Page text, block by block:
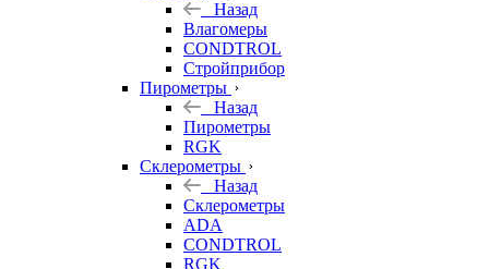
Назад
Влагомеры
CONDTROL
Стройприбор
Пирометры
Назад
Пирометры
RGK
Склерометры
Назад
Склерометры
ADA
CONDTROL
RGK